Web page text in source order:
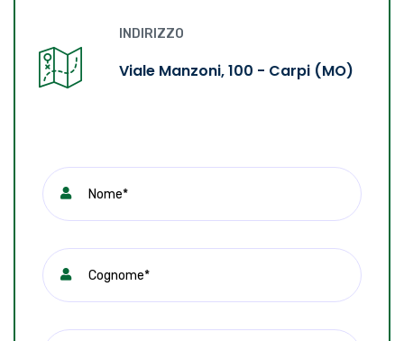
INDIRIZZO
Viale Manzoni, 100 - Carpi (MO)